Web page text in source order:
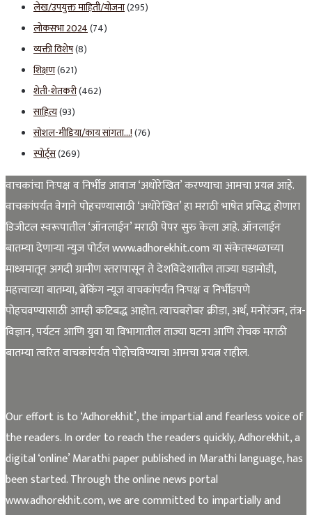
लेख/उपयुक्त माहिती/योजना(295)
लोकसभा 2024(74)
व्यक्ती विशेष(8)
शिक्षण(621)
शेती-शेतकरी(462)
साहित्य(93)
सोशल-मीडिया/काय सांगता…!(76)
स्पोर्ट्स(269)
वाचकांचा निःपक्ष व निर्भीड आवाज ‘अधोरेखित’ करण्याचा आमचा प्रयत्न आहे.
वाचकांपर्यंत वेगाने पोहचण्यासाठी ‘अधोरेखित’ हा मराठी भाषेत प्रसिद्ध होणारा
डिजीटल स्वरूपातील ‘ऑनलाईन’ मराठी पेपर सुरु केला आहे. ऑनलाईन
बातम्या देणाऱ्या न्युज पोर्टल www.adhorekhit.com या संकेतस्थळाच्या
माध्यमातून अगदी ग्रामीण स्तरापासून ते देशविदेशातील ताज्या घडामोडी,
महत्त्वाच्या बातम्या, ब्रेकिंग न्यूज वाचकांपर्यंत निःपक्ष व निर्भीडपणे
पोहचवण्यासाठी आम्ही कटिबद्ध आहोत. त्याचबरोबर क्रीडा, अर्थ, मनोरंजन, तंत्र-
विज्ञान, पर्यटन आणि युवा या विभागातील ताज्या घटना आणि रोचक मराठी
बातम्या त्वरित वाचकांपर्यंत पोहोचविण्याचा आमचा प्रयत्न राहील.
Our effort is to ‘Adhorekhit’, the impartial and fearless voice of
the readers. In order to reach the readers quickly, Adhorekhit, a
digital ‘online’ Marathi paper published in Marathi language, has
been started. Through the online news portal
www.adhorekhit.com, we are committed to impartially and